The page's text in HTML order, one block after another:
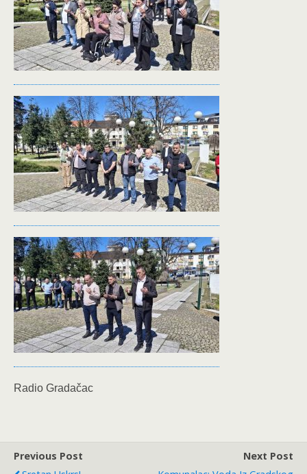
Radio Gradačac
Previous Post
Next Post